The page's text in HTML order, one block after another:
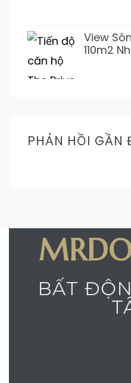
View
110m2
PHẢN HỒI GẦN
BẤT